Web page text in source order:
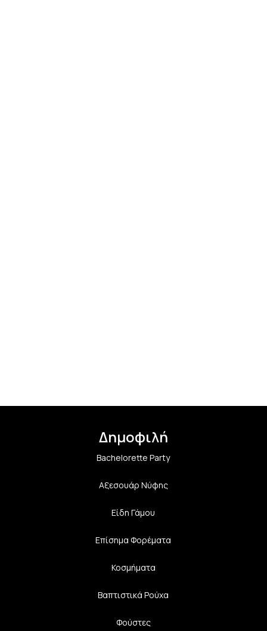
Δημοφιλή
Bachelorette Party
Αξεσουάρ Νύφης
Είδη Γάμου
Επίσημα Φορέματα
Κοσμήματα
Βαπτιστικά Ρούχα
Φούστες